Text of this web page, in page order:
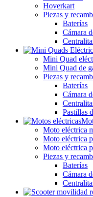
Hoverkart
Piezas y
Baterías
Cámara
Mini Quad
Mini Quad de
Piezas y
Baterías
Cámara
Pastillas
Moto eléctrica
Moto eléctrica
Moto eléctrica
Piezas y
Baterías
Cámara